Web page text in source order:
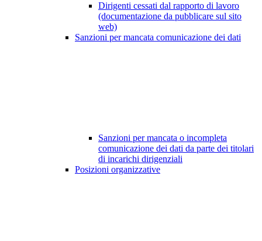
Dirigenti cessati dal rapporto di lavoro
(documentazione da pubblicare sul sito
web)
Sanzioni per mancata comunicazione dei dati
Sanzioni per mancata o incompleta
comunicazione dei dati da parte dei titolari
di incarichi dirigenziali
Posizioni organizzative